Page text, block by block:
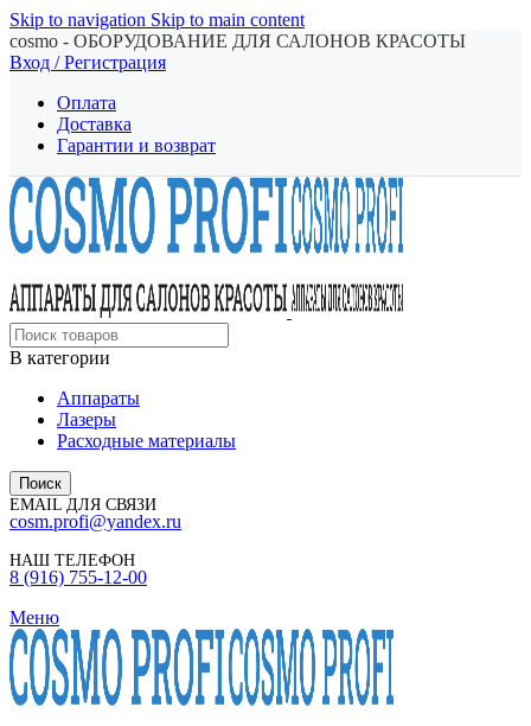
Skip to navigation Skip to main content
cosmo - ОБОРУДОВАНИЕ ДЛЯ САЛОНОВ КРАСОТЫ
Вход / Регистрация
Оплата
Доставка
Гарантии и возврат
В категории
Аппараты
Лазеры
Расходные материалы
Поиск
EMAIL ДЛЯ СВЯЗИ
cosm.profi@yandex.ru
НАШ ТЕЛЕФОН
8 (916) 755-12-00
Меню